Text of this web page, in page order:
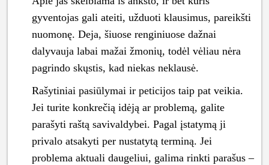
gyventojas gali ateiti, užduoti klausimus, pareikšti
nuomonę. Deja, šiuose renginiuose dažnai
dalyvauja labai mažai žmonių, todėl vėliau nėra
pagrindo skųstis, kad niekas neklausė.
Rašytiniai pasiūlymai ir peticijos taip pat veikia.
Jei turite konkrečią idėją ar problemą, galite
parašyti raštą savivaldybei. Pagal įstatymą ji
privalo atsakyti per nustatytą terminą. Jei
problema aktuali daugeliui, galima rinkti parašus –